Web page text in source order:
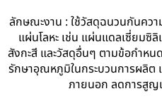
ลักษณะงาน : ใช้วัสดุฉนวนกันคว
แผ่นโลหะ เช่น แผ่นแดลเซี่ยมซิ
สังกะสี และวัสดุอื่นๆ ตามข้อกำห
รักษาอุณหภูมิในกระบวนการผลิต
ภายนอก ลดการสูญ